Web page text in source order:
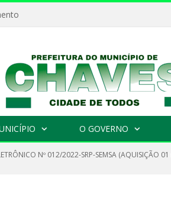
O GOVERNO
Nº 012/2022-SRP-SEMSA (AQUISIÇÃO